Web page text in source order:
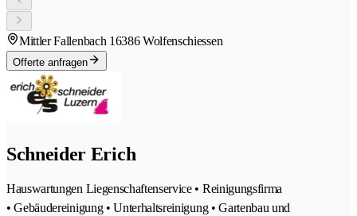
Mittler Fallenbach 16386 Wolfenschiessen
Offerte anfragen
Schneider Erich
Hauswartungen Liegenschaftenservice • Reinigungsfirma
• Gebäudereinigung • Unterhaltsreinigung • Gartenbau und